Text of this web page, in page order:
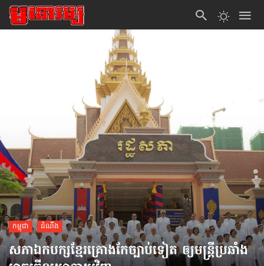
កម្ពុជា ដំណឹង
សភា​ឯកបក្ស​ខ្មែរគ្រោង​កែ​ច្បាប់​ទៀត ឲ្យ​មន្ត្រី​ប្រឆាំង​